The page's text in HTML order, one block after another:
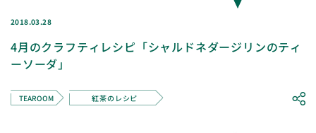
2018.03.28
4月のクラフティレシピ「シャルドネダージリンのティ
ーソーダ」
TEAROOM 紅茶のレシピ